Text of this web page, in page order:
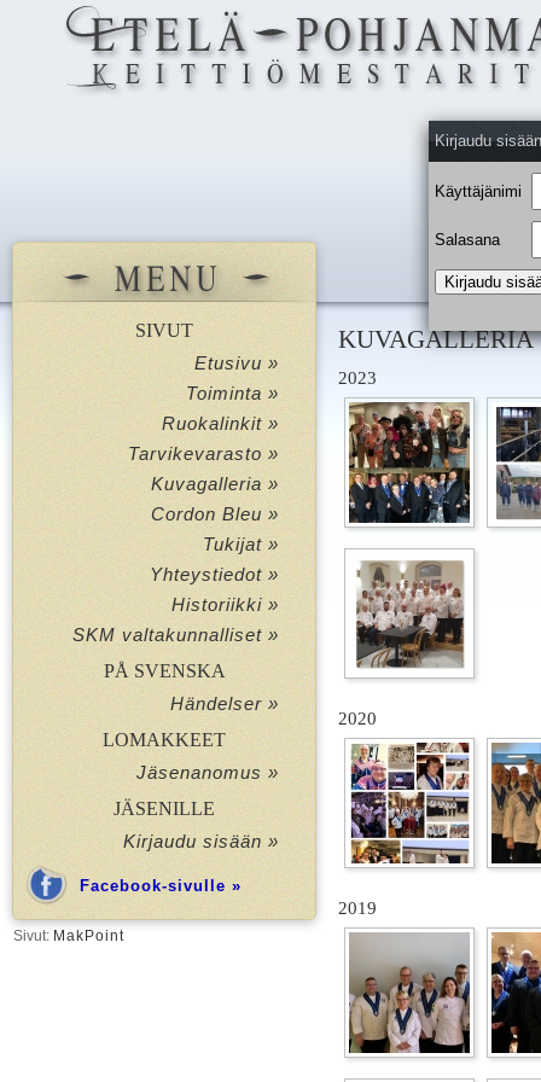
SIVUT
Etusivu »
Toiminta »
Ruokalinkit »
Tarvikevarasto »
Kuvagalleria »
Cordon Bleu »
Tukijat »
Yhteystiedot »
Historiikki »
SKM valtakunnalliset »
PÅ SVENSKA
Händelser »
LOMAKKEET
Jäsenanomus »
JÄSENILLE
Kirjaudu sisään »
Facebook-sivulle »
Sivut: MakPoint
Kirjaudu sisään
Käyttäjänimi
Salasana
KUVAGALLERIA
2023
2020
2019